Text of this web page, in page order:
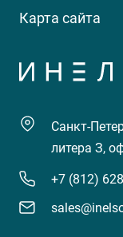
Карта сайта
Санкт-
литера З,
+7 (812)